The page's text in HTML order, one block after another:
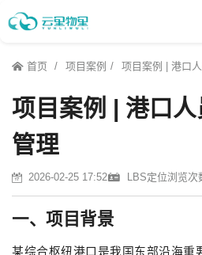
首页 项目案例 项目案例 | 港口
项目案例 | 港口
管理
2026-02-25 17:52 LBS定位浏览次
一、项目背景
某综合枢纽港口是我国东部沿海重